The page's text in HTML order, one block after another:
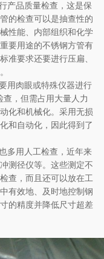
产品质量检查，这是保
的检查可以是抽查性的
性能、内部组织和化学
要用途的不锈钢方管有
准要求还要进行压扁、
肉眼或特殊仪器进行
，但需占用大量人力
化和机械化。采用无损
和自动化，因此得到了
用人工检查，近年来
测径仪等。这些测定不
查，而且还可以放在工
有效地、及时地控制钢
的精度并降低尺寸超差